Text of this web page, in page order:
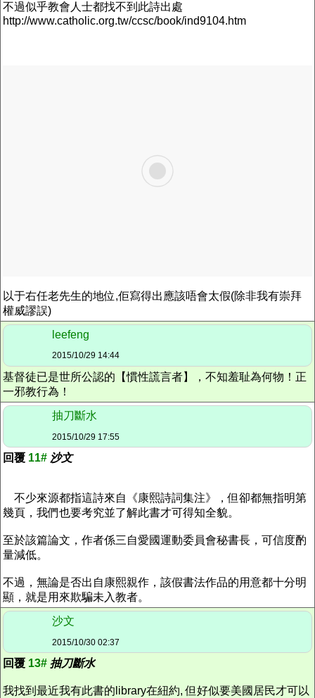
不過似乎教會人士都找不到此詩出處
http://www.catholic.org.tw/ccsc/book/ind9104.htm
以于右任老先生的地位,佢寫得出應該唔會太假(除非我有崇拜
權威謬誤)
leefeng
2015/10/29 14:44
基督徒已是世所公認的【慣性謊言者】，不知羞耻為何物！正
一邪教行為！
抽刀斷水
2015/10/29 17:55
回覆 11# 沙文
不少來源都指這詩來自《康熙詩詞集注》，但卻都無指明第
幾頁，我們也要考究並了解此書才可得知全貌。
至於該篇論文，作者係三自愛國運動委員會秘書長，可信度酌
量減低。
不過，無論是否出自康熙親作，該假書法作品的用意都十分明
顯，就是用來欺騙未入教者。
沙文
2015/10/30 02:37
回覆 13# 抽刀斷水
我找到最近我有此書的library在紐約, 但好似要美國居民才可以